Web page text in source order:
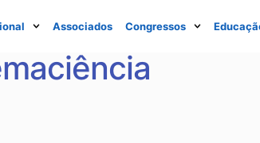
Associados Congressos